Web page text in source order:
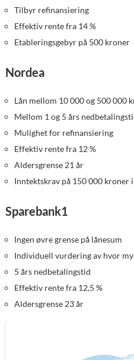
Tilbyr refinansiering
Effektiv rente fra 14 %
Etableringsgebyr på 500 kroner
Nordea
Lån mellom 10 000 og 500 000
Mellom 1 og 5 års
Mulighet for refinansiering
Effektiv rente fra 12 %
Aldersgrense 21 år
Inntektskrav på 150 000 kroner
Sparebank1
Ingen øvre grense på lånesum
Individuell vurdering av hvor
5 års nedbetalingstid
Effektiv rente fra 12,5 %
Aldersgrense 23 år